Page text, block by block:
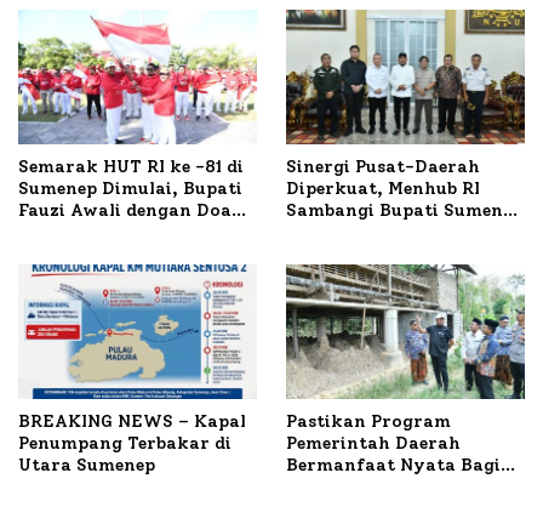
Semarak HUT RI ke -81 di
Sumenep Dimulai, Bupati
Fauzi Awali dengan Doa
Sinergi Pusat-Daerah
Diperkuat, Menhub RI
Sambangi Bupati Sumenep
BREAKING NEWS – Kapal
Penumpang Terbakar di
Utara Sumenep
Pastikan Program
Pemerintah Daerah
Bermanfaat Nyata Bagi